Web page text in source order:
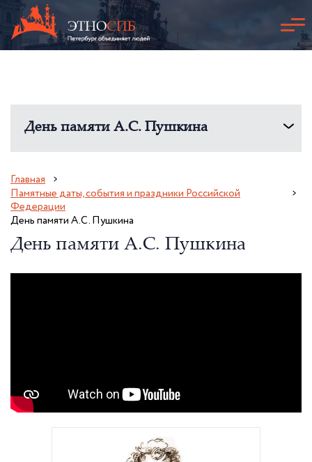
День памяти А.С. Пушкина
Главная
Памятные даты, события и праздники Российской
Федерации
День памяти А.С. Пушкина
День памяти А.С. Пушкина